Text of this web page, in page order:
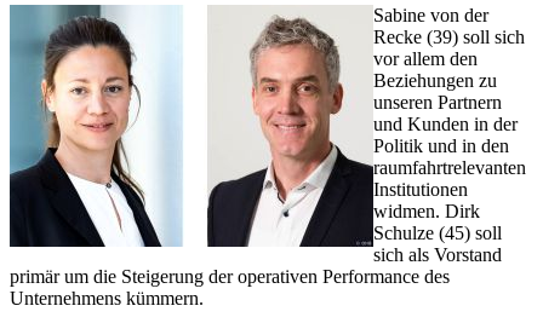
Sabine von der
Recke (39) soll sich
vor allem den
Beziehungen zu
unseren Partnern
und Kunden in der
Politik und in den
raumfahrtrelevanten
Institutionen
widmen. Dirk
Schulze (45) soll
sich als Vorstand
primär um die Steigerung der operativen Performance des
Unternehmens kümmern.